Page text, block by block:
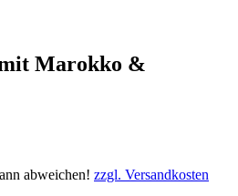
Marokko &
abweichen! zzgl. Versandkosten